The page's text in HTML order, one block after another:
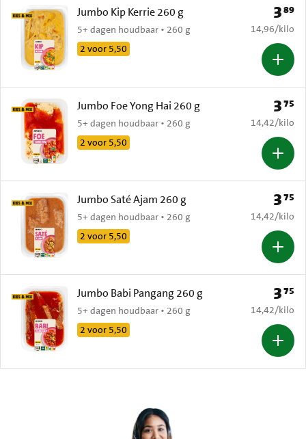
Jumbo Kip Kerrie 260 g
5+ dagen houdbaar • 260 g
2 voor 5,50
Prijs:
389
€ 14,96 per
14,96/kilo
Jumbo Foe Yong Hai 260 g
5+ dagen houdbaar • 260 g
2 voor 5,50
Prijs:
375
€ 14,42 per
14,42/kilo
Jumbo Saté Ajam 260 g
5+ dagen houdbaar • 260 g
2 voor 5,50
Prijs:
375
€ 14,42 per
14,42/kilo
Jumbo Babi Pangang 260 g
5+ dagen houdbaar • 260 g
2 voor 5,50
Prijs:
375
€ 14,42 per
14,42/kilo